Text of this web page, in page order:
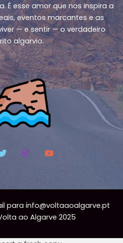
É esse amor que nos inspira a
eventos marcantes e as
— e sentir — o verdadeiro
algarvio.
para info@voltaaoalgarve.pt
ao Algarve 2025